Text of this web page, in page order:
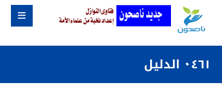
٠٤٦١ الدليل